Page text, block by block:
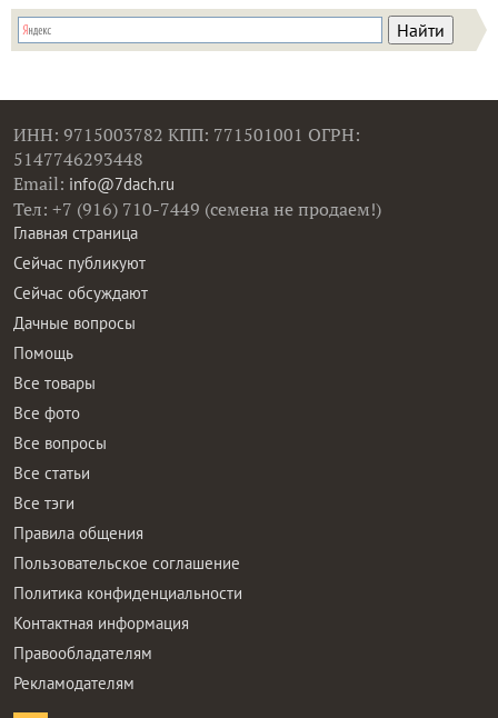
ИНН: 9715003782 КПП: 771501001 ОГРН:
5147746293448
Email: info@7dach.ru
Тел: +7 (916) 710-7449 (семена не продаем!)
Главная страница
Сейчас публикуют
Сейчас обсуждают
Дачные вопросы
Помощь
Все товары
Все фото
Все вопросы
Все статьи
Все тэги
Правила общения
Пользовательское соглашение
Политика конфиденциальности
Контактная информация
Правообладателям
Рекламодателям